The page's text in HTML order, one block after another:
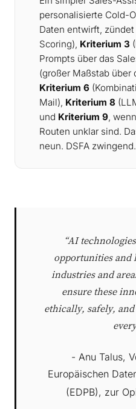
personalisierte Cold-
Daten entwirft, zündet
Scoring), Kriterium 3
Prompts über das
(großer Maßstab über
Kriterium 6
Mail), Kriterium 8
und Kriterium 9,
Routen unklar sind.
neun. DSFA
“AI
opportunities and
industries and
ensure these
ethically, safely,
- Anu Talus,
Europäischen
(EDPB), zur